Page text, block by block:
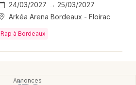
24/03/2027 → 25/03/2027
Arkéa Arena Bordeaux - Floirac
Rap à Bordeaux